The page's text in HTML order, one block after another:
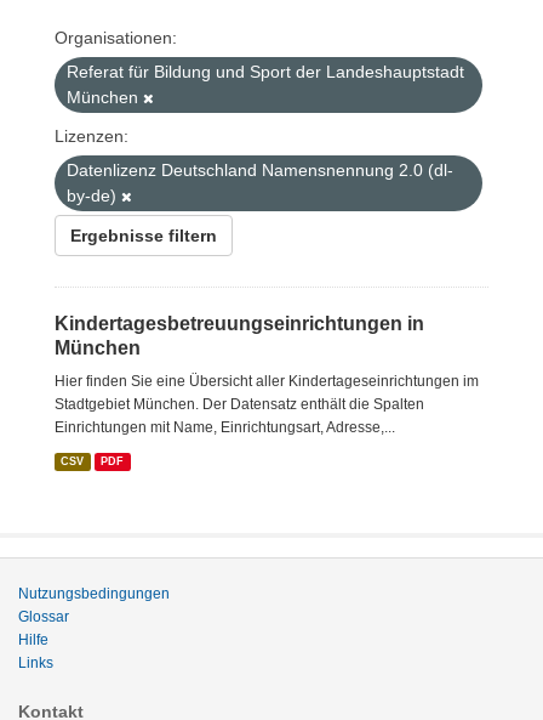
Organisationen:
Referat für Bildung und Sport der Landeshauptstadt
München
Lizenzen:
Datenlizenz Deutschland Namensnennung 2.0 (dl-
by-de)
Ergebnisse filtern
Kindertagesbetreuungseinrichtungen in
München
Hier finden Sie eine Übersicht aller Kindertageseinrichtungen im
Stadtgebiet München. Der Datensatz enthält die Spalten
Einrichtungen mit Name, Einrichtungsart, Adresse,...
CSV PDF
Nutzungsbedingungen
Glossar
Hilfe
Links
Kontakt